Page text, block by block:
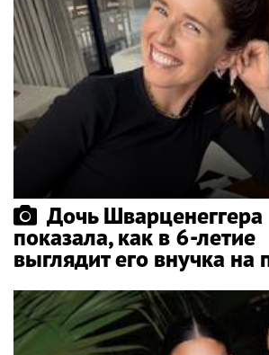
Дочь Шварценеггера
показала, как в 6-летие
выглядит его внучка на